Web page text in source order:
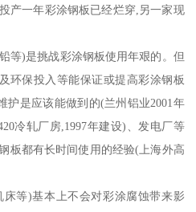
产一年彩涂钢板已经烂穿,另一家现
等)是挑战彩涂钢板使用年艰的。但
环保投入等能保证或提高彩涂钢板
护是应该能做到的(兰州铝业2001年
冷轧厂房,1997年建设)、发电厂等
板都有长时间使用的经验(上海外高
等)基本上不会对彩涂腐蚀带来影